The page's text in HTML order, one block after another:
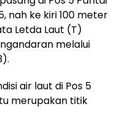
nah ke kiri 100 meter
Letda Laut (T)
melalui
air laut di Pos 5
merupakan titik